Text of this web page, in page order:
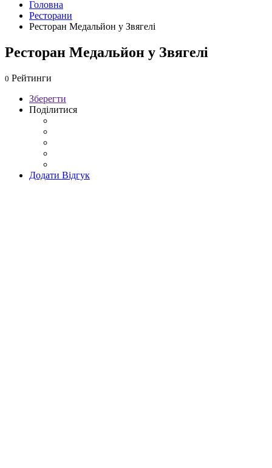
Головна
Ресторани
Ресторан Медальйон у Звягелі
Ресторан Медальйон у Звягелі
0 Рейтинги
Зберегти
Поділитися
Додати Відгук